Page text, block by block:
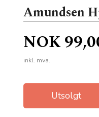
Amundsen
Pris
NOK
inkl. mva.
Utsolgt